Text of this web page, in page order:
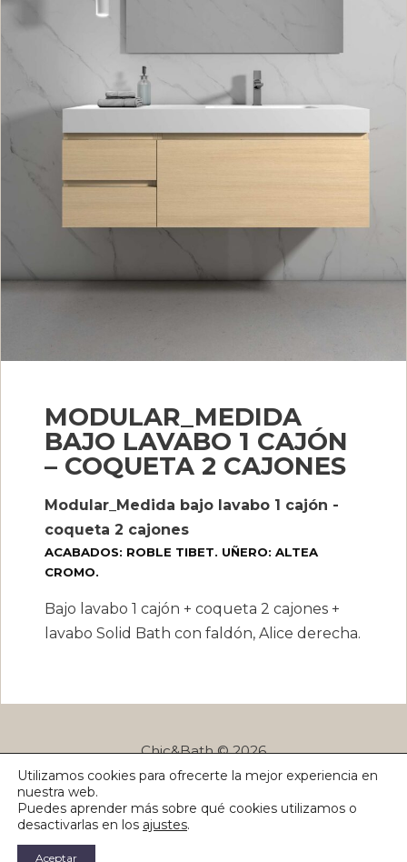
MODULAR_MEDIDA
BAJO LAVABO 1 CAJÓN
– COQUETA 2 CAJONES
Modular_Medida bajo lavabo 1 cajón -
coqueta 2 cajones
ACABADOS: ROBLE TIBET. UÑERO: ALTEA
CROMO.
Bajo lavabo 1 cajón + coqueta 2 cajones +
lavabo Solid Bath con faldón, Alice derecha.
Chic&Bath © 2026
Política de privacidad ¿Dudas?
Utilizamos cookies para ofrecerte la mejor experiencia en
nuestra web.
Puedes aprender más sobre qué cookies utilizamos o
desactivarlas en los ajustes.
Aceptar